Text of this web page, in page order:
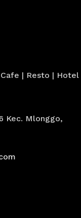
| Resto | Hotel
Kec. Mlonggo,